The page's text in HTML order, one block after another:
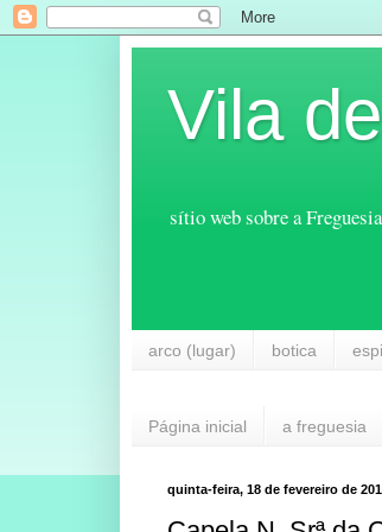
Vila
sítio web sobre a
arco (lugar) botica
Página inicial a freguesia
quinta-feira, 18 de fevereiro de